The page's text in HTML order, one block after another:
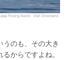
のも、その大き
からですよね。